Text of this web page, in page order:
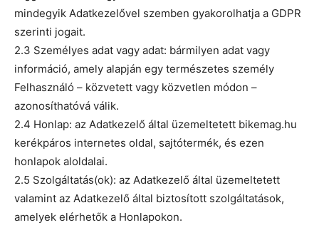
mindegyik Adatkezelővel szemben gyakorolhatja a GDPR
szerinti jogait.
2.3 Személyes adat vagy adat: bármilyen adat vagy
információ, amely alapján egy természetes személy
Felhasználó – közvetett vagy közvetlen módon –
azonosíthatóvá válik.
2.4 Honlap: az Adatkezelő által üzemeltetett bikemag.hu
kerékpáros internetes oldal, sajtótermék, és ezen
honlapok aloldalai.
2.5 Szolgáltatás(ok): az Adatkezelő által üzemeltetett
valamint az Adatkezelő által biztosított szolgáltatások,
amelyek elérhetők a Honlapokon.